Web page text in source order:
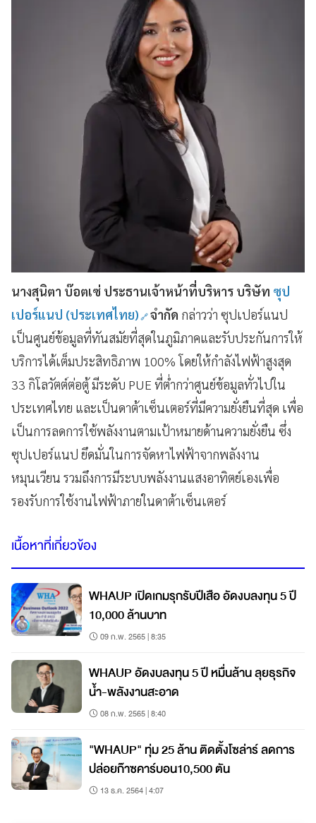
นางสุนิตา บ๊อตเซ่ ประธานเจ้าหน้าที่บริหาร บริษัท ซุป
เปอร์แนป (ประเทศไทย) จำกัด กล่าวว่า ซุปเปอร์แนป
เป็นศูนย์ข้อมูลที่ทันสมัยที่สุดในภูมิภาคและรับประกันการให้
บริการได้เต็มประสิทธิภาพ 100% โดยให้กำลังไฟฟ้าสูงสุด
33 กิโลวัตต์ต่อตู้ มีระดับ PUE ที่ต่ำกว่าศูนย์ข้อมูลทั่วไปใน
ประเทศไทย และเป็นดาต้าเซ็นเตอร์ที่มีความยั่งยืนที่สุด เพื่อ
เป็นการลดการใช้พลังงานตามเป้าหมายด้านความยั่งยืน ซึ่ง
ซุปเปอร์แนป ยึดมั่นในการจัดหาไฟฟ้าจากพลังงาน
หมุนเวียน รวมถึงการมีระบบพลังงานแสงอาทิตย์เองเพื่อ
รองรับการใช้งานไฟฟ้าภายในดาต้าเซ็นเตอร์
เนื้อหาที่เกี่ยวข้อง
WHAUP เปิดเกมรุกรับปีเสือ อัดงบลงทุน 5 ปี
10,000 ล้านบาท
09 ก.พ. 2565 | 8:35
WHAUP อัดงบลงทุน 5 ปี หมื่นล้าน ลุยธุรกิจ
น้ำ-พลังงานสะอาด
08 ก.พ. 2565 | 8:40
"WHAUP" ทุ่ม 25 ล้าน ติดตั้งโซล่าร์ ลดการ
ปล่อยก๊าซคาร์บอน10,500 ตัน
13 ธ.ค. 2564 | 4:07